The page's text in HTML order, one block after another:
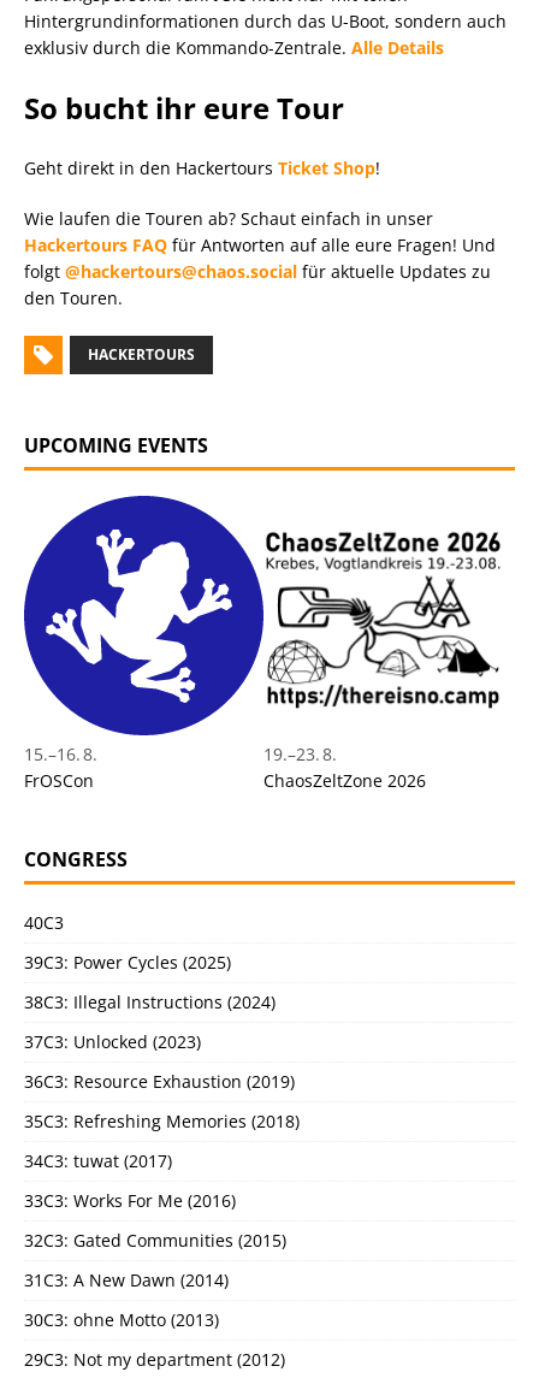
Hintergrundinformationen durch das U-Boot, sondern auch
exklusiv durch die Kommando-Zentrale. Alle Details
So bucht ihr eure Tour
Geht direkt in den Hackertours Ticket Shop!
Wie laufen die Touren ab? Schaut einfach in unser
Hackertours FAQ für Antworten auf alle eure Fragen! Und
folgt @hackertours@chaos.social für aktuelle Updates zu
den Touren.
HACKERTOURS
UPCOMING EVENTS
15.–16. 8.
FrOSCon
19.–23. 8.
ChaosZeltZone 2026
CONGRESS
40C3
39C3: Power Cycles (2025)
38C3: Illegal Instructions (2024)
37C3: Unlocked (2023)
36C3: Resource Exhaustion (2019)
35C3: Refreshing Memories (2018)
34C3: tuwat (2017)
33C3: Works For Me (2016)
32C3: Gated Communities (2015)
31C3: A New Dawn (2014)
30C3: ohne Motto (2013)
29C3: Not my department (2012)